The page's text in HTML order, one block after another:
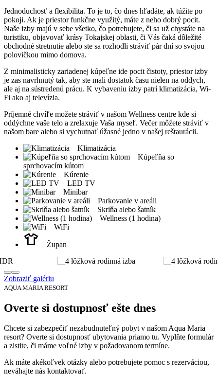
Jednoduchosť a flexibilita. To je to, čo dnes hľadáte, ak túžite po
pokoji. Ak je priestor funkčne využitý, máte z neho dobrý pocit.
Naše izby majú v sebe všetko, čo potrebujete, či sa už chystáte na
turistiku, objavovať krásy Tokajskej oblasti, či Vás čaká dôležité
obchodné stretnutie alebo ste sa rozhodli stráviť pár dní so svojou
polovičkou mimo domova.
Z minimalisticky zariadenej kúpeľne ide pocit čistoty, priestor izby
je zas navrhnutý tak, aby ste mali dostatok času nielen na oddych,
ale aj na sústredenú prácu. K vybaveniu izby patrí klimatizácia, Wi-
Fi ako aj televízia.
Príjemné chvíľe možete stráviť v našom Wellness centre kde si
oddýchne vaše telo a zrelaxuje Vaša myseľ. Večer môžete stráviť v
našom bare alebo si vychutnať úžasné jedno v našej reštaurácii.
Klimatizácia
Kúpeľňa so
sprchovacím kútom
Kúrenie
LED TV
Minibar
Parkovanie v areáli
Skriňa alebo šatník
Wellness (1 hodina)
WiFi
Župan
Zobraziť galériu
AQUA MARIA RESORT
Overte si dostupnosť ešte dnes
Chcete si zabezpečiť nezabudnuteľný pobyt v našom Aqua Maria
resort? Overte si dostupnosť ubytovania priamo tu. Vyplňte formulár
a zistite, či máme voľné izby v požadovanom termíne.
Ak máte akékoľvek otázky alebo potrebujete pomoc s rezerváciou,
neváhajte nás kontaktovať.